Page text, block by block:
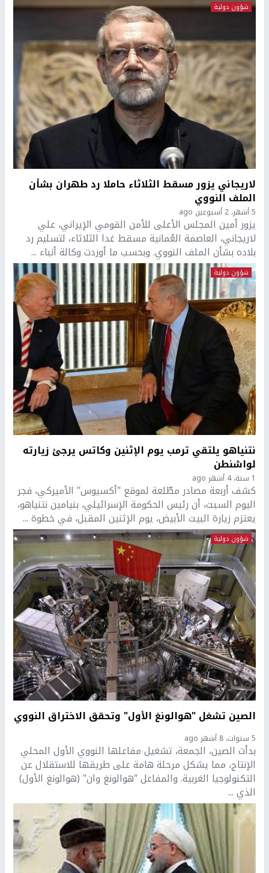
شؤون دولية
لاريجاني يزور مسقط الثلاثاء حاملا رد طهران بشأن
الملف النووي
5 أشهر، 2 أسبوعين ago
يزور أمين المجلس الأعلى للأمن القومي الإيراني، علي
لاريجاني، العاصمة العُمانية مسقط غدا الثلاثاء، لتسليم رد
بلاده بشأن الملف النووي. وبحسب ما أوردت وكالة أنباء ...
شؤون دولية
نتنياهو يلتقي ترمب يوم الإثنين وكاتس يرجئ زيارته
لواشنطن
1 سنة، 4 أشهر ago
كشف أربعة مصادر مطّلعة لموقع "أكسيوس" الأميركي، فجر
اليوم السبت، أن رئيس الحكومة الإسرائيلي، بنيامين نتنياهو،
يعتزم زيارة البيت الأبيض، يوم الإثنين المقبل، في خطوة ...
شؤون دولية
الصين تشغل "هوالونغ الأول" وتحقق الاختراق النووي
5 سنوات، 8 أشهر ago
بدأت الصين، الجمعة، تشغيل مفاعلها النووي الأول المحلي
الإنتاج، مما يشكل مرحلة هامة على طريقها للاستقلال عن
التكنولوجيا الغربية. والمفاعل "هوالونغ وان" (هوالونغ الأول)
الذي ...